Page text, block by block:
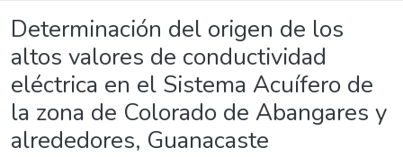
Determinación del origen de los
altos valores de conductividad
eléctrica en el Sistema Acuífero de
la zona de Colorado de Abangares y
alrededores, Guanacaste